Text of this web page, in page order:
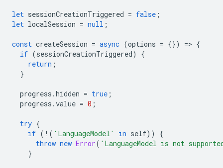
let sessionCreationTriggered = false ;
let localSession = null ;
const createSession = async (options = {}) => {
if (sessionCreationTriggered)
{
return ;
}
progress .hidden = true ;
progress .value = 0 ;
try {
if ( ! ( 'LanguageModel' in self))
{
throw new Error( 'LanguageModel is not
}